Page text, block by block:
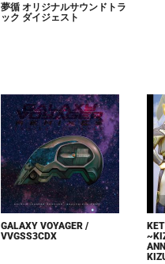
夢循 オリジナルサウンドトラ
ック ダイジェスト
GALAXY VOYAGER /
VVGSS3CDX